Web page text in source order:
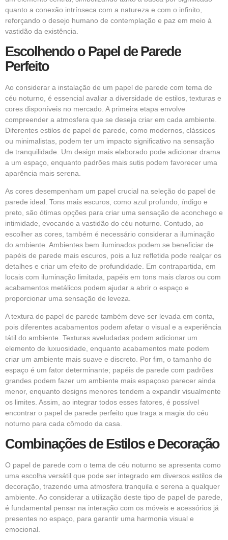
quanto a conexão intrínseca com a natureza e com o infinito,
reforçando o desejo humano de contemplação e paz em meio à
vastidão da existência.
Escolhendo o Papel de Parede
Perfeito
Ao considerar a instalação de um papel de parede com tema de
céu noturno, é essencial avaliar a diversidade de estilos, texturas e
cores disponíveis no mercado. A primeira etapa envolve
compreender a atmosfera que se deseja criar em cada ambiente.
Diferentes estilos de papel de parede, como modernos, clássicos
ou minimalistas, podem ter um impacto significativo na sensação
de tranquilidade. Um design mais elaborado pode adicionar drama
a um espaço, enquanto padrões mais sutis podem favorecer uma
aparência mais serena.
As cores desempenham um papel crucial na seleção do papel de
parede ideal. Tons mais escuros, como azul profundo, índigo e
preto, são ótimas opções para criar uma sensação de aconchego e
intimidade, evocando a vastidão do céu noturno. Contudo, ao
escolher as cores, também é necessário considerar a iluminação
do ambiente. Ambientes bem iluminados podem se beneficiar de
papéis de parede mais escuros, pois a luz refletida pode realçar os
detalhes e criar um efeito de profundidade. Em contrapartida, em
locais com iluminação limitada, papéis em tons mais claros ou com
acabamentos metálicos podem ajudar a abrir o espaço e
proporcionar uma sensação de leveza.
A textura do papel de parede também deve ser levada em conta,
pois diferentes acabamentos podem afetar o visual e a experiência
tátil do ambiente. Texturas aveludadas podem adicionar um
elemento de luxuosidade, enquanto acabamentos mate podem
criar um ambiente mais suave e discreto. Por fim, o tamanho do
espaço é um fator determinante; papéis de parede com padrões
grandes podem fazer um ambiente mais espaçoso parecer ainda
menor, enquanto designs menores tendem a expandir visualmente
os limites. Assim, ao integrar todos esses fatores, é possível
encontrar o papel de parede perfeito que traga a magia do céu
noturno para cada cômodo da casa.
Combinações de Estilos e Decoração
O papel de parede com o tema de céu noturno se apresenta como
uma escolha versátil que pode ser integrado em diversos estilos de
decoração, trazendo uma atmosfera tranquila e serena a qualquer
ambiente. Ao considerar a utilização deste tipo de papel de parede,
é fundamental pensar na interação com os móveis e acessórios já
presentes no espaço, para garantir uma harmonia visual e
emocional.